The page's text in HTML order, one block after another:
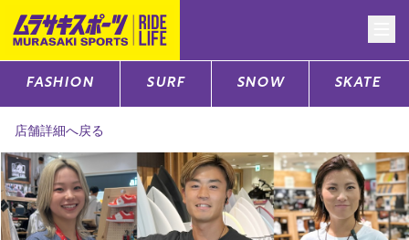
CATEGORY
サーフTOP
FASHION SURF SNOW SKATE
店舗詳細へ戻る